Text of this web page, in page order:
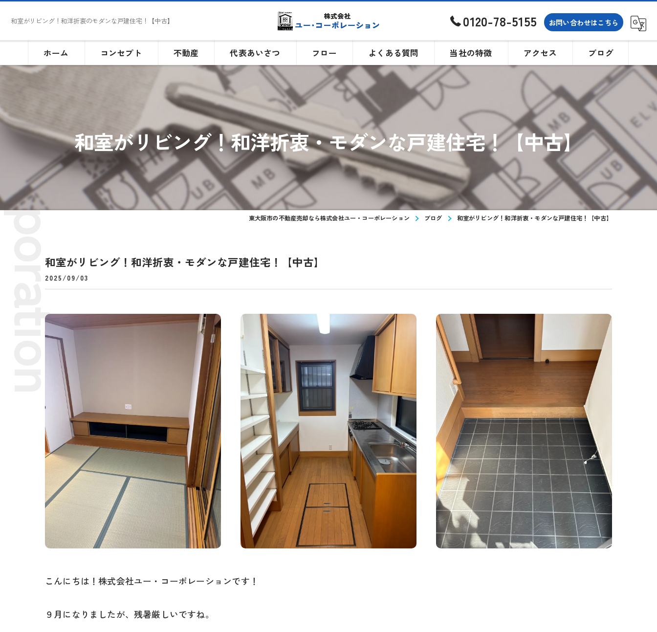
和室がリビング！和洋折衷のモダンな戸建住宅！【中古】 0120-78-5155 お問い合わせはこちら
ホーム コンセプト 不動産 代表あいさつ フロー よくある質問 当社の特徴
土地
買取
購入
アクセス ブログ
和室がリビング！和洋折衷・モダンな戸建住宅！【中古】
東大阪市の不動産売却なら株式会社ユー・コーポレーション ブログ 和室がリビング！和洋折衷・モダンな戸建住宅！【中古】
和室がリビング！和洋折衷・モダンな戸建住宅！【中古】
2025/09/03
こんにちは！株式会社ユー・コーポレーションです！
９月になりましたが、残暑厳しいですね。